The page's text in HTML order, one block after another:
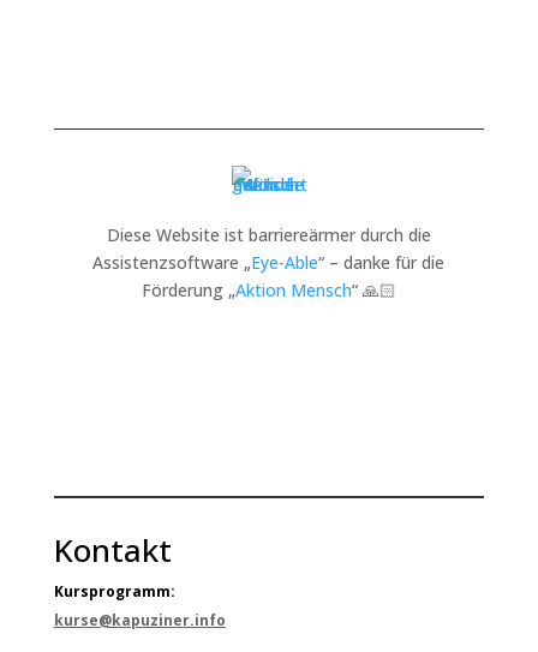
Diese Website ist barriereärmer durch die
Assistenzsoftware „Eye-Able“ – danke für die
Förderung „Aktion Mensch“ 🙏🏻
Kontakt
Kursprogramm:
kurse@kapuziner.info